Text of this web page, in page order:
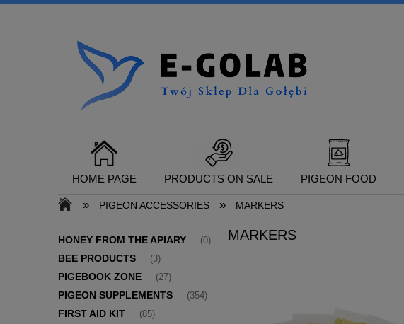
HOME PAGE PRODUCTS ON SALE PIGEON FOOD
CONTACT
» PIGEON ACCESSORIES » MARKERS
HONEY FROM THE APIARY (0)
BEE PRODUCTS (3)
PIGEBOOK ZONE (27)
PIGEON SUPPLEMENTS (354)
FIRST AID KIT (85)
MARKERS